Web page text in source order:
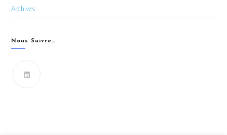
Archives
Nous Suivre…
Vous souhaitez recevoir les dernières infos du CIPRO